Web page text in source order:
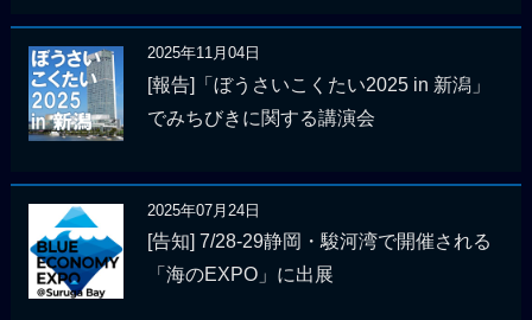
2025年11月04日
[報告]「ぼうさいこくたい2025 in 新潟」
でみちびきに関する講演会
2025年07月24日
[告知] 7/28-29静岡・駿河湾で開催される
「海のEXPO」に出展